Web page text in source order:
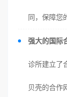
同，保障您
强大的国际
诊所建立了
贝壳的合作